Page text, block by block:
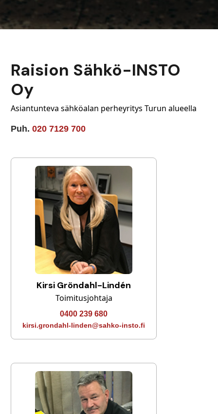
Raision Sähkö-INSTO
Oy
Asiantunteva sähköalan perheyritys Turun alueella
Puh.020 7129 700
Kirsi Gröndahl-Lindén
Toimitusjohtaja
0400 239 680
kirsi.grondahl-linden@sahko-insto.fi